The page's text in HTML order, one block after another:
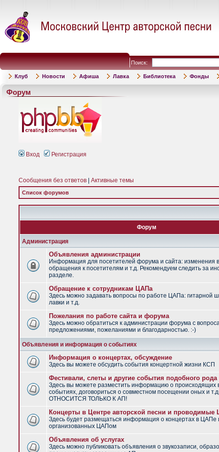
Поиск:
Клуб Новости Афиша Лавка Библиотека Фонды
Форум
Вход Регистрация
Сообщения без ответов Активные темы
Список форумов
Форум
Администрация
Объявления администрации
Информация для посетителей форума и сайта: изменения
обращения к посетителям и т.д. Рекомендуем следить за
разделе.
Обращение к сотрудникам ЦАПа
Здесь можно задавать вопросы по работе ЦАПа: гитарной
лавки и т.д.
Пожелания по работе сайта и форума
Здесь можно обратиться к администрации форума с
предложениями, пожеланиями и благодарностью. :-)
Объявления и информация о событиях
Информация о концертах, обсуждение
Здесь вы можете обсудить события концертной жизни КСП
Фестивали, слеты и другие события подобного рода
Здесь вы можете разместить информацию о
событиях, договориться о совместном посещении оных и
ОТНОСИТСЯ ТОЛЬКО К АП!
Концерты в Центре авторской песни и
Здесь будет размещаться информация о концертах в ЦАПе
организованных ЦАПом
Объявления об услугах
Здесь можно публиковать объявления о звукозаписи,